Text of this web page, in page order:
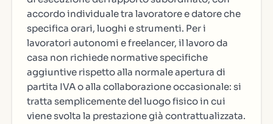
accordo individuale tra lavoratore e datore che
specifica orari, luoghi e strumenti. Per i
lavoratori autonomi e freelancer, il lavoro da
casa non richiede normative specifiche
aggiuntive rispetto alla normale apertura di
partita IVA o alla collaborazione occasionale: si
tratta semplicemente del luogo fisico in cui
viene svolta la prestazione già contrattualizzata.